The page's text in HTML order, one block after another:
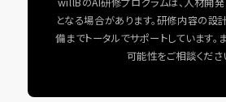
となる場合があります。研修内容の設
備までトータルでサポートしています
可能性をご相談くださ